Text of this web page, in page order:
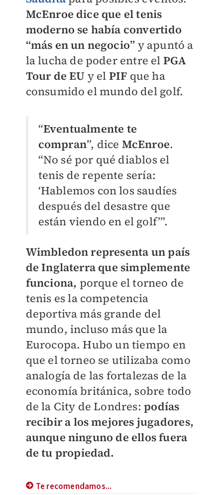
McEnroe dice que el tenis
moderno se había convertido
“más en un negocio” y apuntó a
la lucha de poder entre el PGA
Tour de EU y el PIF que ha
consumido el mundo del golf.
“Eventualmente te
compran”, dice McEnroe.
“No sé por qué diablos el
tenis de repente sería:
‘Hablemos con los saudíes
después del desastre que
están viendo en el golf’”.
Wimbledon representa un país
de Inglaterra que simplemente
funciona, porque el torneo de
tenis es la competencia
deportiva más grande del
mundo, incluso más que la
Eurocopa. Hubo un tiempo en
que el torneo se utilizaba como
analogía de las fortalezas de la
economía británica, sobre todo
de la City de Londres:podías
recibir a los mejores jugadores,
aunque ninguno de ellos fuera
de tu propiedad.
Te recomendamos...